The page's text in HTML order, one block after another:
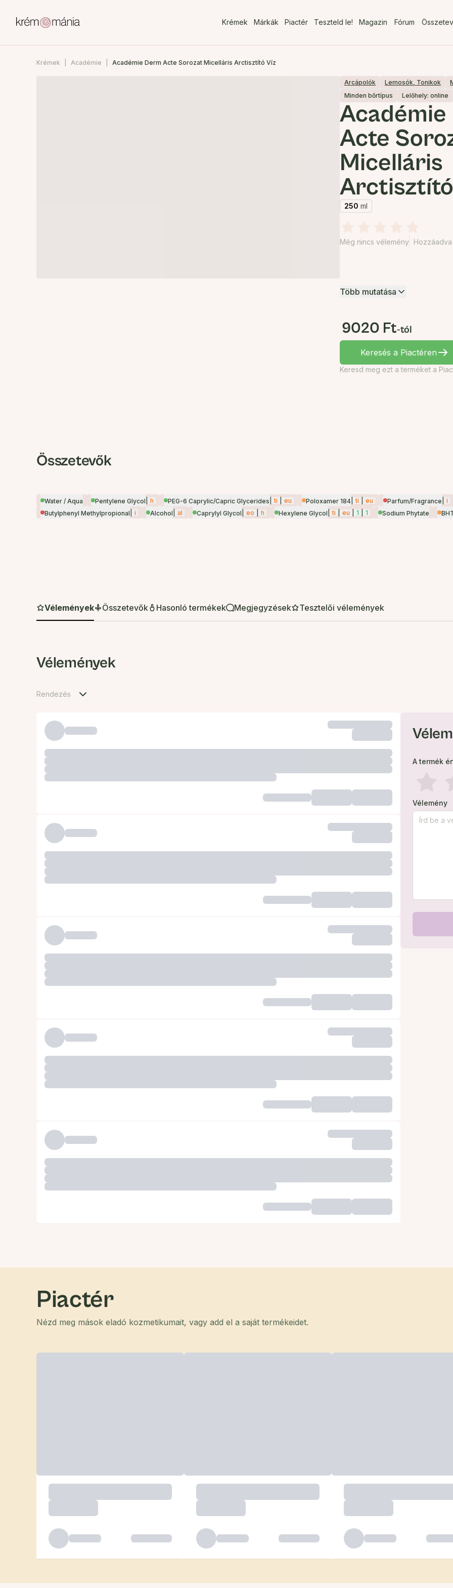
Krémek Márkák Piactér Teszteld le! Magazin Fórum
Krémek Académie Académie Derm Acte Sorozat Micelláris Arctisztító Víz
Arcápolók Lemosók, Tonikok
Minden bőrtípus
Lelőhely: online
Académie
Acte
Micelláris
250 ml
Még nincs vélemény Hozzáadva
Több mutatása
9020 Ft-tól
Keresés a Piactéren
Keresd meg ezt a terméket a
Összetevők
Water / Aqua Pentylene Glycol h PEG-6 Caprylic/Capric Glycerides ti eu Poloxamer 184 ti eu Parfum/Fragrance i
Butylphenyl Methylpropional
i Alcohol al Caprylyl Glycol eo h Hexylene Glycol ti eu 1 1 Sodium Phytate
Vélemények Összetevők Hasonló termékek Megjegyzések Tesztelői vélemények
Vélemények
Rendezés
A termék
Vélemény
Piactér
Nézd meg mások eladó kozmetikumait, vagy add el a saját termékeidet.